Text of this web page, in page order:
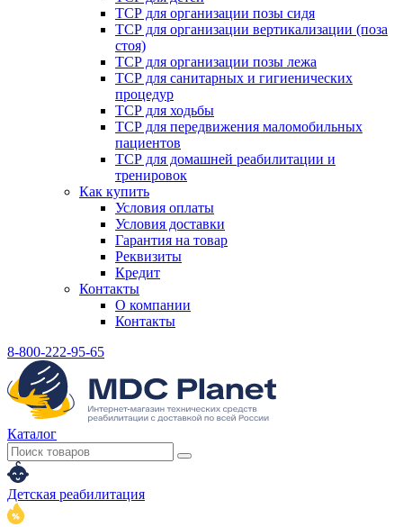
ТСР для организации позы сидя
ТСР для организации вертикализации (поза
стоя)
ТСР для организации позы лежа
ТСР для санитарных и гигиенических
процедур
ТСР для ходьбы
ТСР для передвижения маломобильных
пациентов
ТСР для домашней реабилитации и
тренировок
Как купить
Условия оплаты
Условия доставки
Гарантия на товар
Реквизиты
Кредит
Контакты
О компании
Контакты
8-800-222-95-65
Каталог
Детская реабилитация